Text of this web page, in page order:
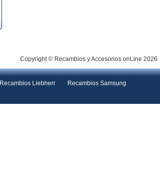
Copyright © Recambios y Accesorios onLine 2026
Recambios Liebherr
Recambios Samsung